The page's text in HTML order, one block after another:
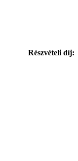
Részvételi díj: